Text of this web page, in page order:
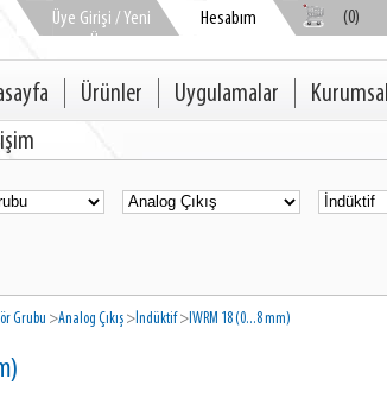
Üye Girişi / Yeni
Üye
Hesabım (0)
Ürünler Uygulamalar Kurumsal
Grubu >Analog Çıkış > İndüktif> IWRM 18 (0...8 mm)